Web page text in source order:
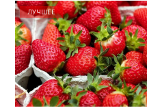
ЛУЧШЕЕ